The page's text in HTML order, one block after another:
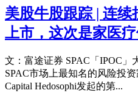
美股牛股跟踪 | 连续
上市，这次是家医疗
文：富途证券 SPAC「IPOC」
SPAC市场上最知名的风险投资
Capital Hedosophi发起的第...